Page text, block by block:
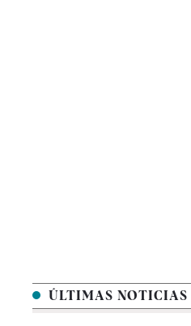
ÚLTIMAS NOTICIAS